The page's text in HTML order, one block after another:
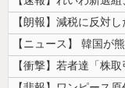
【衝撃】若者達「株